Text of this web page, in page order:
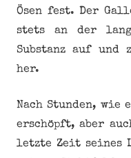
Ösen fest. Der
stets an der
Substanz auf
her.
Nach Stunden, wie
erschöpft, aber
letzte Zeit seines